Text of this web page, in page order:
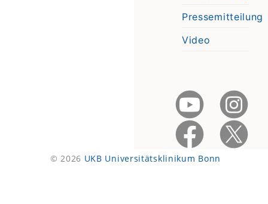
Pressemitteilung
Video
© 2026 UKB Universitätsklinikum Bonn